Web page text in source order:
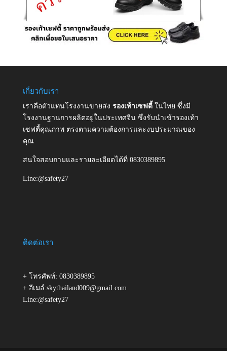
เกี่ยวกับเรา
เราคือตัวแทนโรงงานขายส่ง รองเท้าเซฟตี้ ในไทย ซึ่งมี
โรงงานฐานการผลิตอยู่ในประเทศจีน ซึ่งรับนำเข้ารองเท้า
เซฟตี้คุณภาพ ตรงตามความต้องการและงบประมาณของ
คุณ
สนใจสอบถามและรายละเอียดได้ที่ 0830389895
Line:@safety27
ติดต่อเรา
+ โทรศัพท์: 0830389895
+ อีเมล์:skythailand009@gmail.com
Line:@safety27